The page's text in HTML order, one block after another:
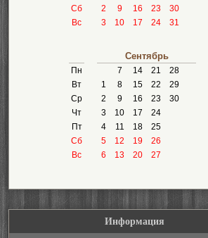
Сб
Вс
2
9 16 23
30
3
10 17 24 31
Пн
Вт
Ср
Чт
Пт
Сб
Вс
Сентябрь
7 14 21
28
1
8 15 22
29
2
9 16 23
30
3
10 17
24
4
11 18
25
5
12 19
26
6
13 20 27
Информация